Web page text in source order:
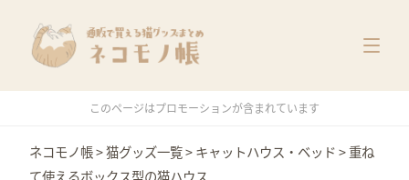
猫グッズ一覧
メーカー別
価格別
このページはプロモーションが含まれています
ネコモノ帳>猫グッズ一覧>キャットハウス・ベッド>重ね